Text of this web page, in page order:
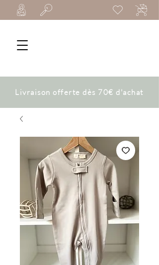
Livraison offerte dès 70€ d'achat